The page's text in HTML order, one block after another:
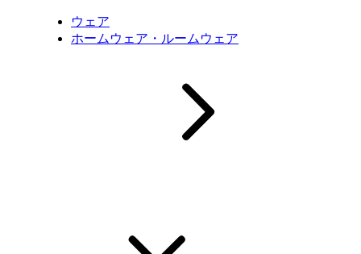
ウェア
ホームウェア・ルームウェア